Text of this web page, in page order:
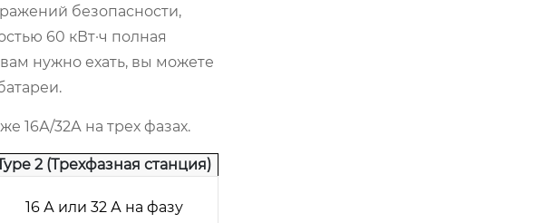
безопасности,
60 кВт·ч полная
нужно ехать, вы можете
16А/32А на трех фазах.
2 (Трехфазная станция)
16 А или 32 А на фазу